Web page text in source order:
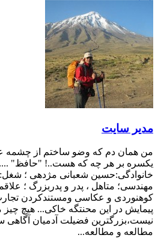
مدیر سایت
من همان دم که وضو ساختم از چشمه
یکسره بر هر چه که هست..! "حافظ"
خانوادگی:حسین شعبانی مژدهی ؛ شغل:
مهندسی؛ متاهل ، پدر و پدربزرگ ؛
کوهنوردی و عکاسی ومستندکردن
پیمایش در این محنتگه خاکی... هیچ چیز
نیست،بزرگترین فضیلت آدمیان
مطالعه و مطالعه...